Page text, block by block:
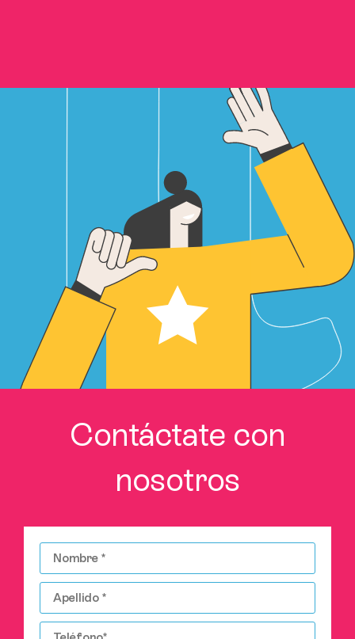
Contáctate con
nosotros